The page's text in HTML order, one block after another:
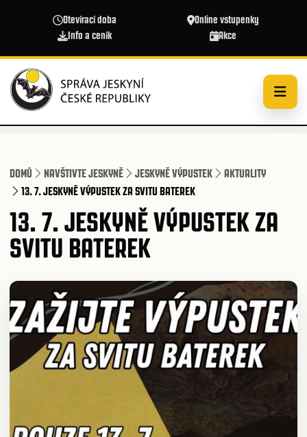
Otevírací doba
Online vstupenky
Info a ceník
Akce
DOMŮ NAVŠTIVTE JESKYNĚ JESKYNĚ VÝPUSTEK
AKTUALITY
13. 7. JESKYNĚ VÝPUSTEK ZA SVITU BATEREK
13. 7. JESKYNĚ VÝPUSTEK ZA
SVITU BATEREK